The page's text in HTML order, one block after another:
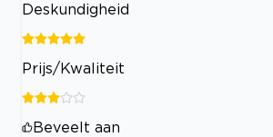
Deskundigheid
Prijs/Kwaliteit
Beveelt aan